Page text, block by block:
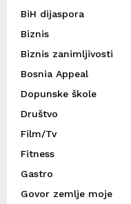
BiH dijaspora
Biznis
Biznis zanimljivosti
Bosnia Appeal
Dopunske škole
Društvo
Film/Tv
Fitness
Gastro
Govor zemlje moje